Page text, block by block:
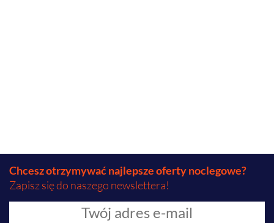
Chcesz otrzymywać najlepsze oferty noclegowe?
Zapisz się do naszego newslettera!